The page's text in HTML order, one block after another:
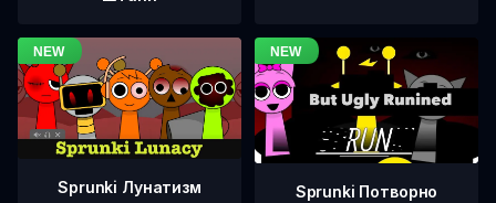
Sprunki Лунатизм
Sprunki Потворно